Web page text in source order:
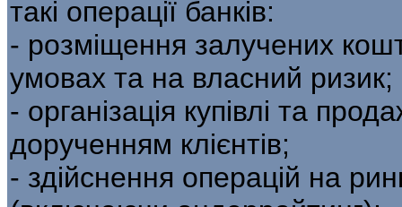
такі операції банків:
- розміщення залучених
умовах та на власний ризик;
- організація купівлі та
дорученням клієнтів;
- здійснення операцій на